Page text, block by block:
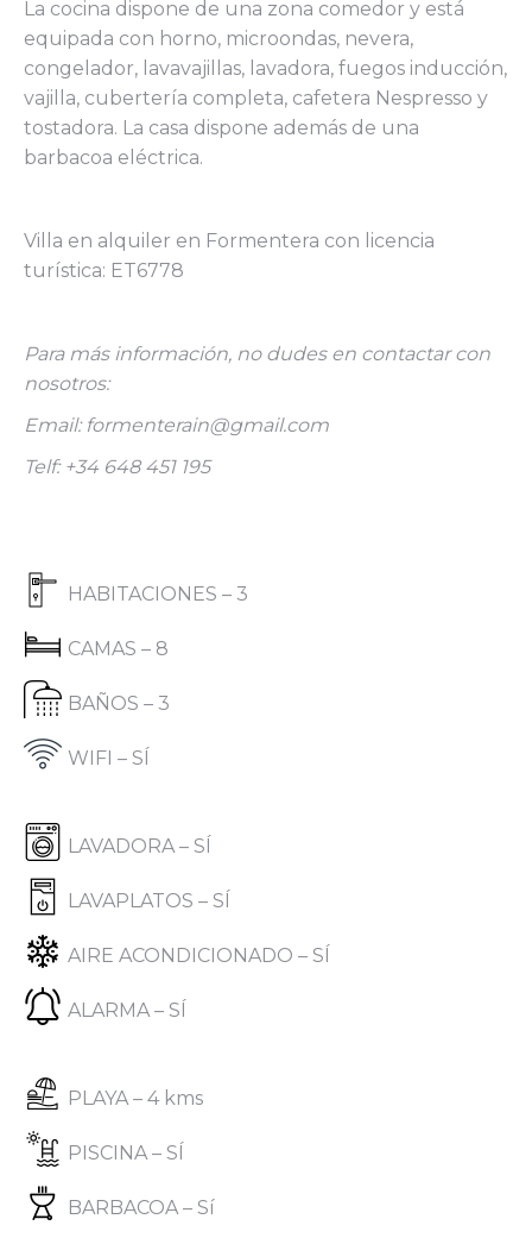
La cocina dispone de una zona comedor y está
equipada con horno, microondas, nevera,
congelador, lavavajillas, lavadora, fuegos inducción,
vajilla, cubertería completa, cafetera Nespresso y
tostadora. La casa dispone además de una
barbacoa eléctrica.
Villa en alquiler en Formentera con licencia
turística: ET6778
Para más información, no dudes en contactar con
nosotros:
Email: formenterain@gmail.com
Telf: +34 648 451 195
HABITACIONES – 3
CAMAS – 8
BAÑOS – 3
WIFI – SÍ
LAVADORA – SÍ
LAVAPLATOS – SÍ
AIRE ACONDICIONADO – SÍ
ALARMA – SÍ
PLAYA – 4 kms
PISCINA – SÍ
BARBACOA – Sí